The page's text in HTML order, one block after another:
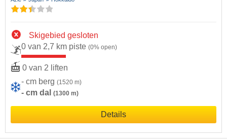
Skigebied gesloten
0 van 2,7 km piste (0% open)
0 van 2 liften
- cm berg (1520 m)
- cm dal (1300 m)
Details